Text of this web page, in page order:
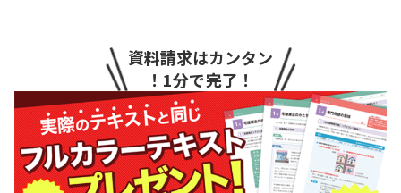
資料請求はカンタン
！1分で完了！